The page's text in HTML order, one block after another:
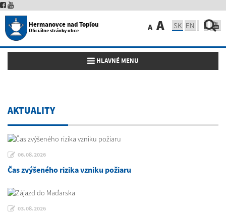
Hermanovce nad Topľou
Oficiálne stránky obce A A SK EN
Toggle navigation
HLAVNÉ MENU
AKTUALITY
06.08.2026
Čas zvýšeného rizika vzniku požiaru
03.08.2026